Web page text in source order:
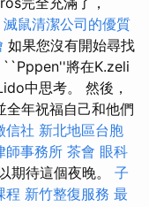
滅鼠清潔公司的優質
如果您沒有開始尋找
``Pppen''將在K.zeli
中思考。 然後，
全年祝福自己和他們
信社 新北地區台胞
師事務所 茶會 眼科
期待這個夜晚。 子
程 新竹整復服務 最